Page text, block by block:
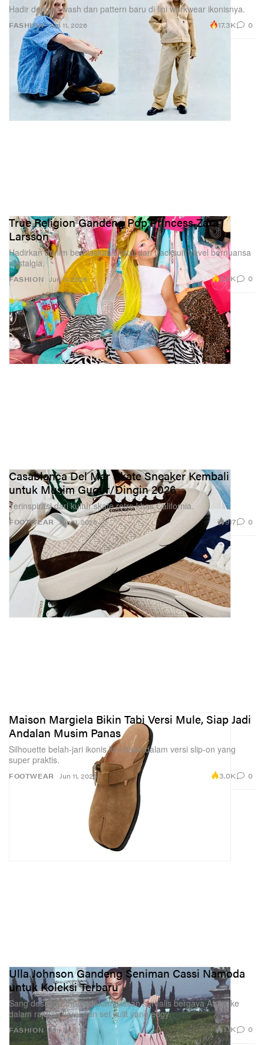
FASHION
Hadir dengan wash dan pattern baru di lini workwear ikonisnya.
Jun 11, 2026 17.3K 0
FASHION
True Religion Gandeng Pop Princess Zara
Larsson
Hadirkan denim berhiaskan kristal dan tracksuit travel bernuansa
nostalgia.
Jun 11, 2026 2.8K 0
FOOTWEAR
Casablanca Del Mar Skate Sneaker Kembali
untuk Musim Gugur/Dingin 2026
Terinspirasi dari kultur skate retro khas California.
Jun 11, 2026 917 0
FOOTWEAR
Maison Margiela Bikin Tabi Versi Mule, Siap Jadi
Andalan Musim Panas
Silhouette belah-jari ikonis kini hadir dalam versi slip-on yang
super praktis.
Jun 11, 2026 3.0K 0
FASHION
Ulla Johnson Gandeng Seniman Cassi Namoda
untuk Koleksi Terbaru
Sang desainer memadukan lukisan surealis bergaya Afrika ke
dalam rajutan floral dan set kulit yang edgy.
Jun 11, 2026 1.1K 0